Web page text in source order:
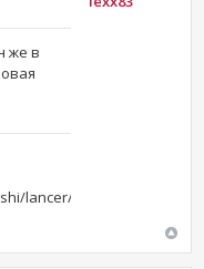
же в
lancer/lancer_vii/